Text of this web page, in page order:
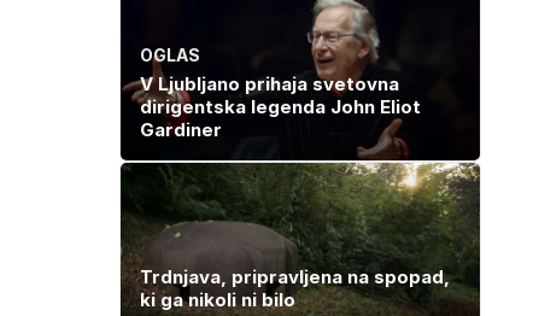
OGLAS
V Ljubljano prihaja svetovna
dirigentska legenda John Eliot
Gardiner
Trdnjava, pripravljena na spopad,
ki ga nikoli ni bilo